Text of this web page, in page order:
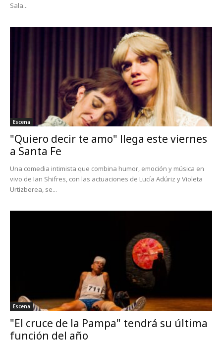
Sala...
Escena
"Quiero decir te amo" llega este viernes
a Santa Fe
Una comedia intimista que combina humor, emoción y música en
vivo de Ian Shifres, con las actuaciones de Lucía Adúriz y Violeta
Urtizberea, se...
Escena
"El cruce de la Pampa" tendrá su última
función del año